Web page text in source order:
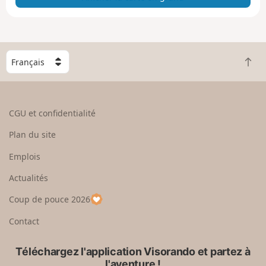
e
n
C
h
o
e
u
p
a
R
e
CGU et confidentialité
Plan du site
Emplois
Actualités
Coup de pouce 2026
Contact
Téléchargez l'application Visorando et partez à